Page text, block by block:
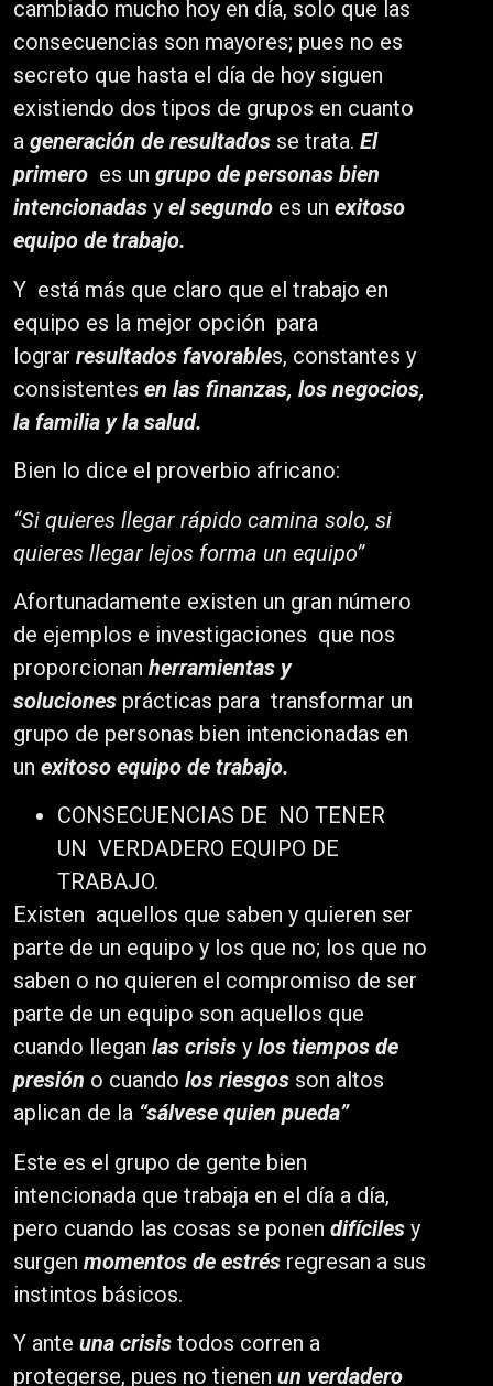
cambiado mucho hoy en día, solo que las
consecuencias son mayores; pues no es
secreto que hasta el día de hoy siguen
existiendo dos tipos de grupos en cuanto
a generación de resultados se trata. El
primero es un grupo de personas bien
intencionadas y el segundo es un exitoso
equipo de trabajo.
Y está más que claro que el trabajo en
equipo es la mejor opción para
lograr resultados favorables, constantes y
consistentes en las finanzas, los negocios,
la familia y la salud.
Bien lo dice el proverbio africano:
“Si quieres llegar rápido camina solo, si
quieres llegar lejos forma un equipo”
Afortunadamente existen un gran número
de ejemplos e investigaciones que nos
proporcionan herramientas y
soluciones prácticas para transformar un
grupo de personas bien intencionadas en
un exitoso equipo de trabajo.
CONSECUENCIAS DE NO TENER
UN VERDADERO EQUIPO DE
TRABAJO.
Existen aquellos que saben y quieren ser
parte de un equipo y los que no; los que no
saben o no quieren el compromiso de ser
parte de un equipo son aquellos que
cuando llegan las crisis y los tiempos de
presión o cuando los riesgos son altos
aplican de la “sálvese quien pueda”
Este es el grupo de gente bien
intencionada que trabaja en el día a día,
pero cuando las cosas se ponen difíciles y
surgen momentos de estrés regresan a sus
instintos básicos.
Y ante una crisis todos corren a
protegerse, pues no tienen un verdadero